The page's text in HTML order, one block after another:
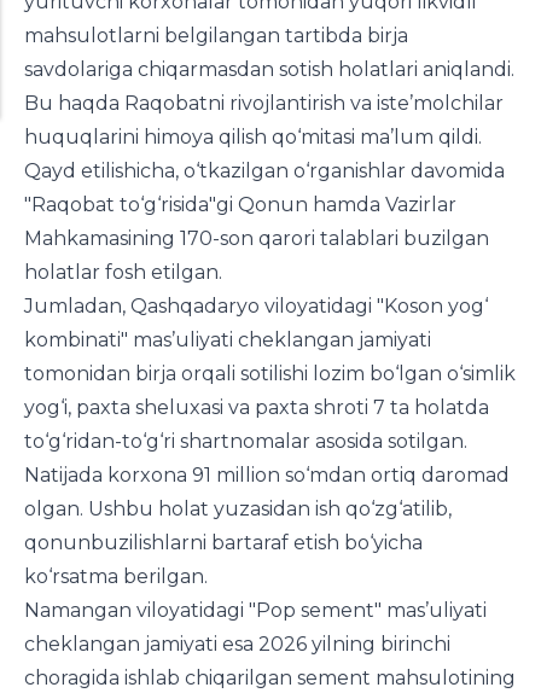
mahsulotlarni belgilangan tartibda birja
savdolariga chiqarmasdan sotish holatlari aniqlandi.
Bu haqda Raqobatni rivojlantirish va iste’molchilar
huquqlarini himoya qilish qo‘mitasi ma’lum qildi.
Qayd etilishicha, o‘tkazilgan o‘rganishlar davomida
"Raqobat to‘g‘risida"gi Qonun hamda Vazirlar
Mahkamasining 170-son qarori talablari buzilgan
holatlar fosh etilgan.
Jumladan, Qashqadaryo viloyatidagi "Koson yog‘
kombinati" mas’uliyati cheklangan jamiyati
tomonidan birja orqali sotilishi lozim bo‘lgan o‘simlik
yog‘i, paxta sheluxasi va paxta shroti 7 ta holatda
to‘g‘ridan-to‘g‘ri shartnomalar asosida sotilgan.
Natijada korxona 91 million so‘mdan ortiq daromad
olgan. Ushbu holat yuzasidan ish qo‘zg‘atilib,
qonunbuzilishlarni bartaraf etish bo‘yicha
ko‘rsatma berilgan.
Namangan viloyatidagi "Pop sement" mas’uliyati
cheklangan jamiyati esa 2026 yilning birinchi
choragida ishlab chiqarilgan sement mahsulotining